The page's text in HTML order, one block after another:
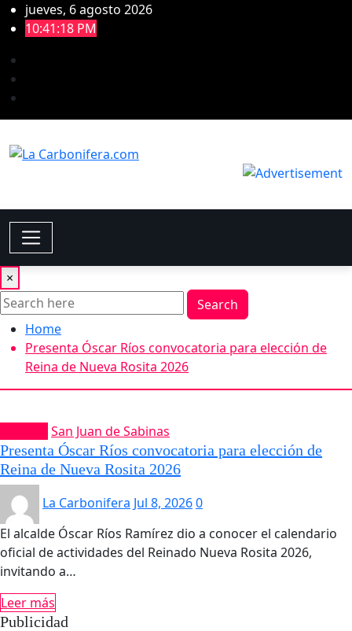
jueves, 6 agosto 2026
10:41:18 PM
×
Search
Home
Presenta Óscar Ríos convocatoria para elección de
Reina de Nueva Rosita 2026
San Juan de Sabinas
Presenta Óscar Ríos convocatoria para elección de
Reina de Nueva Rosita 2026
La Carbonifera Jul 8, 20260
El alcalde Óscar Ríos Ramírez dio a conocer el calendario
oficial de actividades del Reinado Nueva Rosita 2026,
invitando a…
Leer más
Publicidad